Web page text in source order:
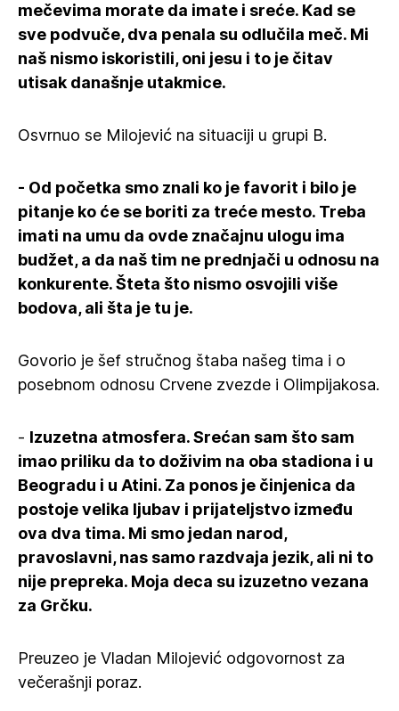
mečevima morate da imate i sreće. Kad se
sve podvuče, dva penala su odlučila meč. Mi
naš nismo iskoristili, oni jesu i to je čitav
utisak današnje utakmice.
Osvrnuo se Milojević na situaciji u grupi B.
- Od početka smo znali ko je favorit i bilo je
pitanje ko će se boriti za treće mesto. Treba
imati na umu da ovde značajnu ulogu ima
budžet, a da naš tim ne prednjači u odnosu na
konkurente. Šteta što nismo osvojili više
bodova, ali šta je tu je.
Govorio je šef stručnog štaba našeg tima i o
posebnom odnosu Crvene zvezde i Olimpijakosa.
- Izuzetna atmosfera. Srećan sam što sam
imao priliku da to doživim na oba stadiona i u
Beogradu i u Atini. Za ponos je činjenica da
postoje velika ljubav i prijateljstvo između
ova dva tima. Mi smo jedan narod,
pravoslavni, nas samo razdvaja jezik, ali ni to
nije prepreka. Moja deca su izuzetno vezana
za Grčku.
Preuzeo je Vladan Milojević odgovornost za
večerašnji poraz.